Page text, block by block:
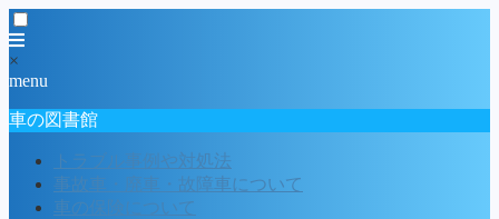
×
menu
車の図書館
トラブル事例や対処法
事故車・廃車・故障車について
車の保険について